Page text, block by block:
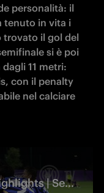
personalità: il
tenuto in vita i
trovato il gol del
si è poi
11 metri:
con il penalty
nel calciare
Inter 6-4 (d.c.r.) Sassuolo | Highlights | Semifinale Campionato Primavera 1 TIM 24-25